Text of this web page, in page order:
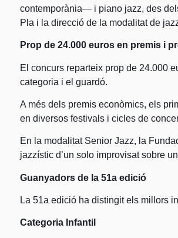
contemporània— i piano jazz, des
Pla i la direcció de la modalitat de
Prop de 24.000 euros en premis i
El concurs reparteix prop de 24.000
categoria i el guardó.
A més dels premis econòmics, els
en diversos festivals i cicles de
En la modalitat Senior Jazz, la
jazzístic d’un solo improvisat sobre
Guanyadors de la 51a edició
La 51a edició ha distingit els millors
Categoria Infantil